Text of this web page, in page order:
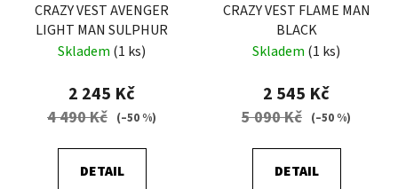
CRAZY VEST AVENGER
LIGHT MAN SULPHUR
Skladem (1 ks)
2 245 Kč
4 490 Kč (–50 %)
DETAIL
CRAZY VEST FLAME MAN
BLACK
Skladem (1 ks)
2 545 Kč
5 090 Kč (–50 %)
DETAIL